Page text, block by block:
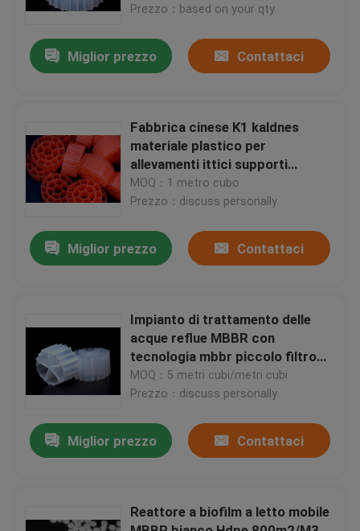
Casa
Circa noi
Controllo di qualità
blog
Richieda una citazione
Bio- media di MBBR
Prezzo：based on your qty
Miglior prezzo Contattaci
Fabbrica cinese K1 kaldnes
materiale plastico per
allevamenti ittici supporti
biotrasportatori galleggianti per
l'acquacoltura RAS mbbr
MOQ：1 metro cubo
Prezzo：discuss personally
Miglior prezzo Contattaci
Impianto di trattamento delle
acque reflue MBBR con
tecnologia mbbr piccolo filtro
biologico sospensione plastica
bio media in India
MOQ：5 metri cubi/metri cubi
Prezzo：discuss personally
Miglior prezzo Contattaci
Reattore a biofilm a letto mobile